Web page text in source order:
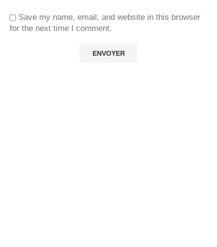
Save my name, email, and website in this browser
for the next time I comment.